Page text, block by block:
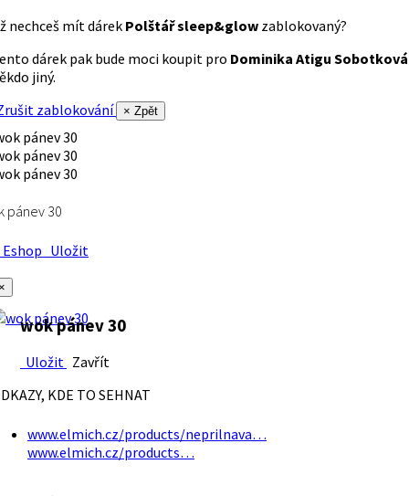
nechceš mít dárek Polštář sleep&glow zablokovaný?
dárek pak bude moci koupit pro Dominika Atigu Sobotková
jiný.
zablokování
× Zpět
pánev 30
Uložit
wok pánev 30
Uložit Zavřít
KDE TO SEHNAT
www.elmich.cz/products/neprilnava…
www.elmich.cz/products…